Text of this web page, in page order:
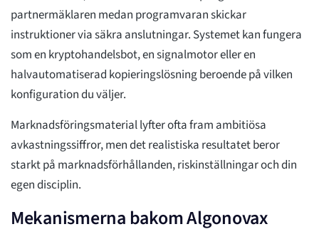
partnermäklaren medan programvaran skickar
instruktioner via säkra anslutningar. Systemet kan fungera
som en kryptohandelsbot, en signalmotor eller en
halvautomatiserad kopieringslösning beroende på vilken
konfiguration du väljer.
Marknadsföringsmaterial lyfter ofta fram ambitiösa
avkastningssiffror, men det realistiska resultatet beror
starkt på marknadsförhållanden, riskinställningar och din
egen disciplin.
Mekanismerna bakom Algonovax